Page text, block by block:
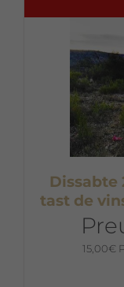
Dissabte
tast de
15,00€